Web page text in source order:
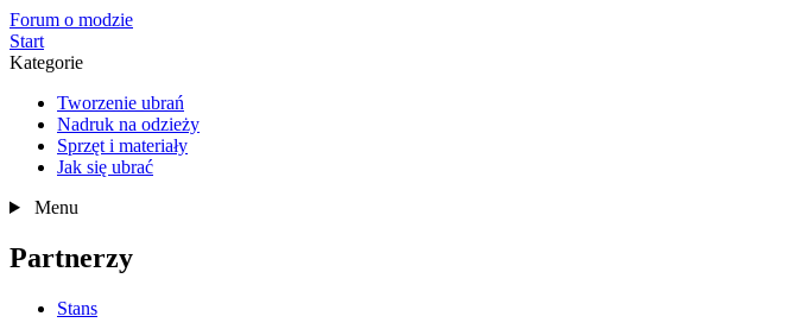
Forum o modzie
Start
Kategorie
Tworzenie ubrań
Nadruk na odzieży
Sprzęt i materiały
Jak się ubrać
Menu
Partnerzy
Stans